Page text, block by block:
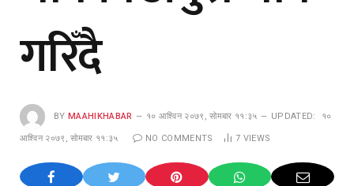
गरिँदै
BY MAAHIKHABAR १० आश्विन २०७९, सोमबार ११:३५ UPDATED: १०
आश्विन २०७९, सोमबार ११:३५ NO COMMENTS 7 VIEWS